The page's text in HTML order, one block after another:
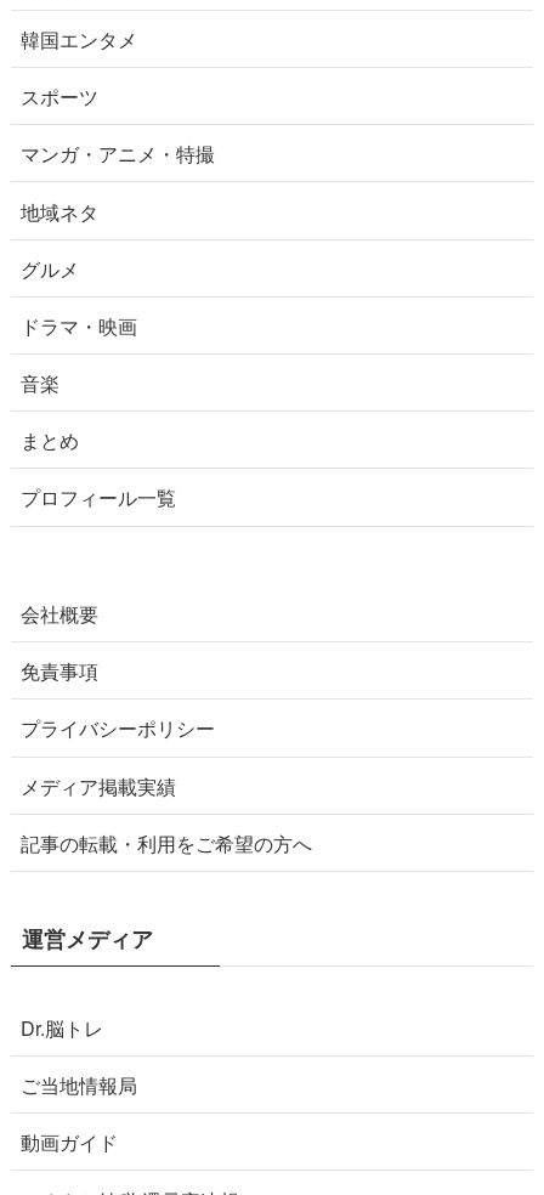
韓国エンタメ
スポーツ
マンガ・アニメ・特撮
地域ネタ
グルメ
ドラマ・映画
音楽
まとめ
プロフィール一覧
会社概要
免責事項
プライバシーポリシー
メディア掲載実績
記事の転載・利用をご希望の方へ
運営メディア
Dr.脳トレ
ご当地情報局
動画ガイド